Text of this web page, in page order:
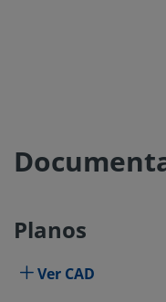
Planos
Ver CAD